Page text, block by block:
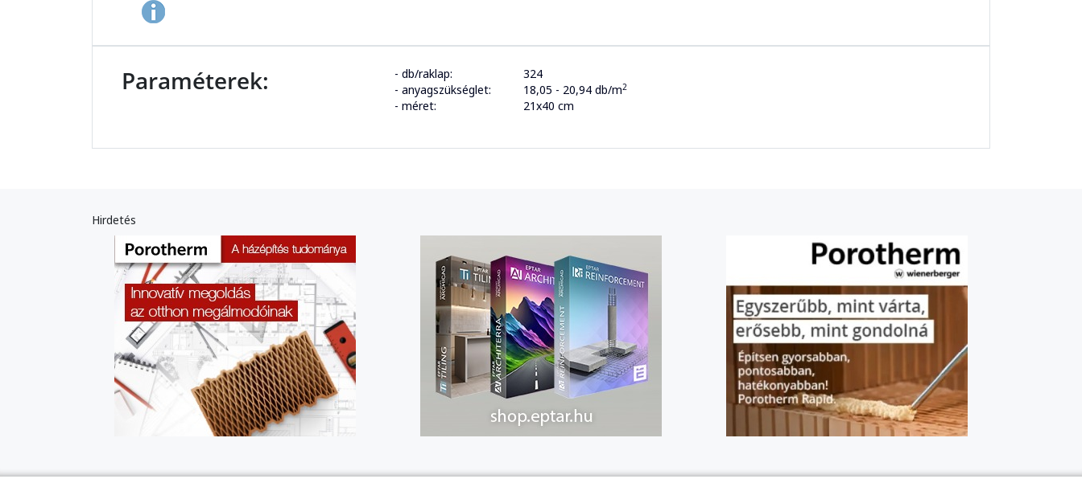
Paraméterek: - db/raklap:
324
- anyagszükséglet:
18,05 - 20,94 db/m2
- méret: 21x40 cm
Hirdetés